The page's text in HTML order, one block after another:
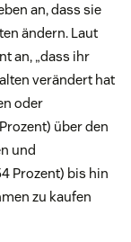
an, dass sie
ändern. Laut
an, „dass ihr
verändert hat
oder
über den
und
Prozent) bis hin
zu kaufen